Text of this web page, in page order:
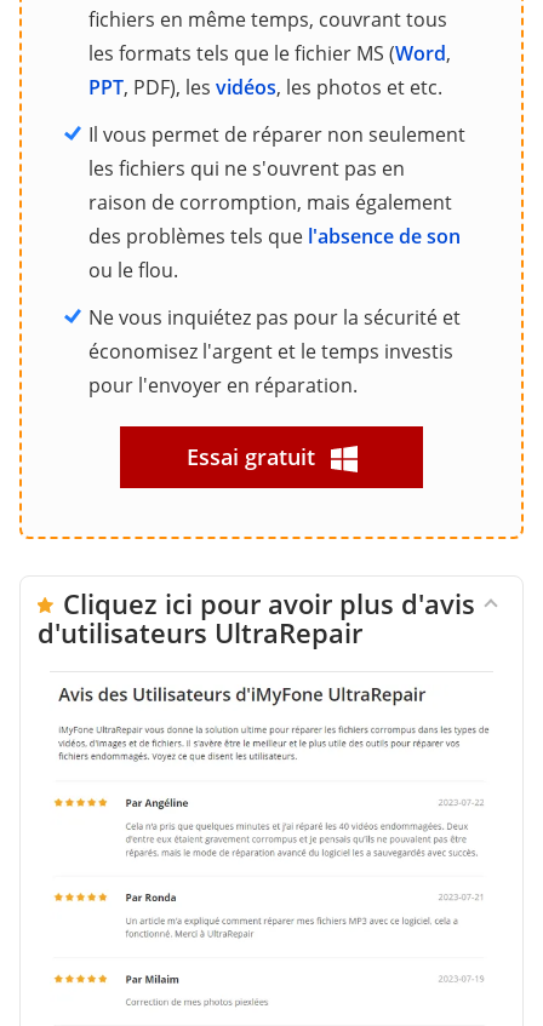
fichiers en même temps, couvrant tous
les formats tels que le fichier MS (Word,
PPT, PDF), les vidéos, les photos et etc.
Il vous permet de réparer non seulement
les fichiers qui ne s'ouvrent pas en
raison de corromption, mais également
des problèmes tels que l'absence de son
ou le flou.
Ne vous inquiétez pas pour la sécurité et
économisez l'argent et le temps investis
pour l'envoyer en réparation.
Essai gratuit
Cliquez ici pour avoir plus d'avis
d'utilisateurs UltraRepair